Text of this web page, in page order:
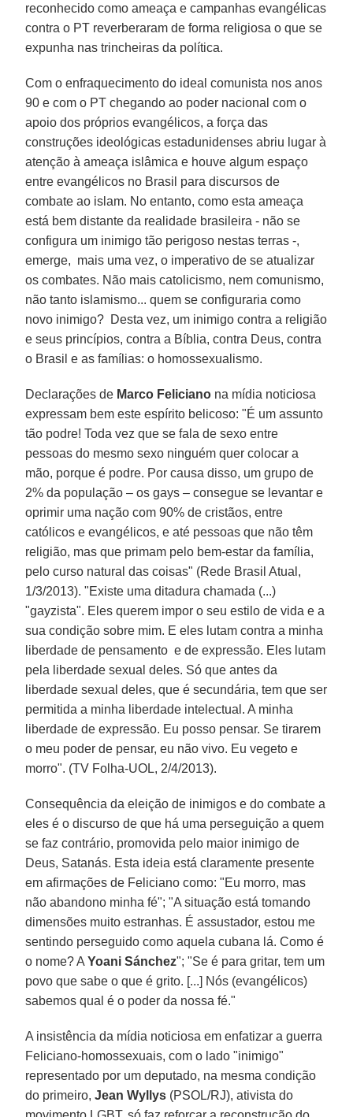
reconhecido como ameaça e campanhas evangélicas
contra o PT reverberaram de forma religiosa o que se
expunha nas trincheiras da política.
Com o enfraquecimento do ideal comunista nos anos
90 e com o PT chegando ao poder nacional com o
apoio dos próprios evangélicos, a força das
construções ideológicas estadunidenses abriu lugar à
atenção à ameaça islâmica e houve algum espaço
entre evangélicos no Brasil para discursos de
combate ao islam. No entanto, como esta ameaça
está bem distante da realidade brasileira - não se
configura um inimigo tão perigoso nestas terras -,
emerge, mais uma vez, o imperativo de se atualizar
os combates. Não mais catolicismo, nem comunismo,
não tanto islamismo... quem se configuraria como
novo inimigo? Desta vez, um inimigo contra a religião
e seus princípios, contra a Bíblia, contra Deus, contra
o Brasil e as famílias: o homossexualismo.
Declarações de Marco Feliciano na mídia noticiosa
expressam bem este espírito belicoso: "É um assunto
tão podre! Toda vez que se fala de sexo entre
pessoas do mesmo sexo ninguém quer colocar a
mão, porque é podre. Por causa disso, um grupo de
2% da população – os gays – consegue se levantar e
oprimir uma nação com 90% de cristãos, entre
católicos e evangélicos, e até pessoas que não têm
religião, mas que primam pelo bem-estar da família,
pelo curso natural das coisas" (Rede Brasil Atual,
1/3/2013). "Existe uma ditadura chamada (...)
"gayzista". Eles querem impor o seu estilo de vida e a
sua condição sobre mim. E eles lutam contra a minha
liberdade de pensamento e de expressão. Eles lutam
pela liberdade sexual deles. Só que antes da
liberdade sexual deles, que é secundária, tem que ser
permitida a minha liberdade intelectual. A minha
liberdade de expressão. Eu posso pensar. Se tirarem
o meu poder de pensar, eu não vivo. Eu vegeto e
morro". (TV Folha-UOL, 2/4/2013).
Consequência da eleição de inimigos e do combate a
eles é o discurso de que há uma perseguição a quem
se faz contrário, promovida pelo maior inimigo de
Deus, Satanás. Esta ideia está claramente presente
em afirmações de Feliciano como: "Eu morro, mas
não abandono minha fé"; "A situação está tomando
dimensões muito estranhas. É assustador, estou me
sentindo perseguido como aquela cubana lá. Como é
o nome? AYoani Sánchez"; "Se é para gritar, tem um
povo que sabe o que é grito. [...] Nós (evangélicos)
sabemos qual é o poder da nossa fé."
A insistência da mídia noticiosa em enfatizar a guerra
Feliciano-homossexuais, com o lado "inimigo"
representado por um deputado, na mesma condição
do primeiro,Jean Wyllys (PSOL/RJ), ativista do